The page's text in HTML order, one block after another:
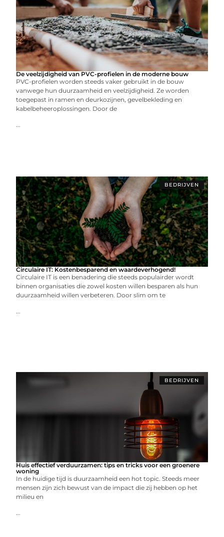
De veelzijdigheid van PVC-profielen in de moderne bouw
PVC-profielen worden steeds vaker gebruikt in de bouw
vanwege hun duurzaamheid en veelzijdigheid. Ze worden
toegepast in ramen en deurkozijnen, gevelbekleding en
kabelbeheeroplossingen. Door de
...
BEDRIJVEN
Circulaire IT: Kostenbesparend en waardeverhogend!
Circulaire IT is een benadering die steeds populairder wordt
binnen organisaties die zowel kosten willen besparen als hun
duurzaamheid willen verbeteren. Door slim om te
...
BEDRIJVEN
Huis effectief verduurzamen: tips en tricks voor een groenere
woning
In de huidige tijd is duurzaamheid een hot topic. Steeds meer
mensen zijn zich bewust van de impact die zij hebben op het
milieu en
...